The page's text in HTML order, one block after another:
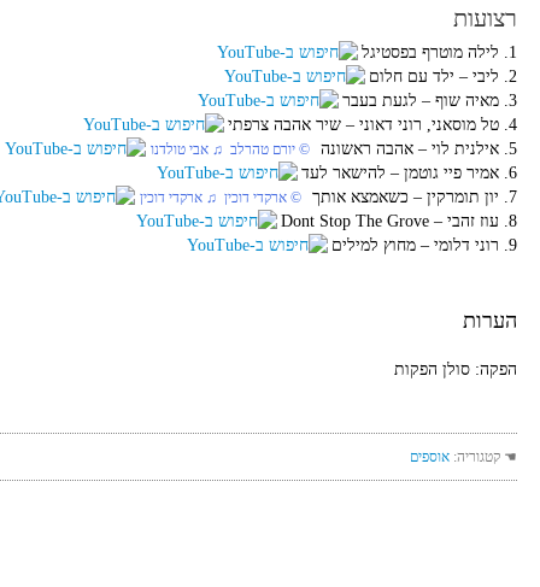
רצועות
1. לילה מוטרף בפסטיגל
2. ליבי‏ – ילד עם חלום
3. מאיה שוף‏ – לגעת בעבר
4. טל מוסאני, רוני דאוני‏ – שיר אהבה צרפתי
5. אילנית לוי‏ – אהבה ראשונה
‏ © יורם טהרלב‏ ♫ אבי טולדנו
6. אמיר פיי גוטמן‏ – להישאר לעד
7. יון תומרקין‏ – כשאמצא אותך
‏ © ארקדי דוכין‏ ♫ ארקדי דוכין
8. עוז זהבי‏ – Dont Stop The Grove
9. רוני דלומי‏ – מחוץ למילים
הערות
הפקה: סולן הפקות
☚ קטגוריה: אוספים